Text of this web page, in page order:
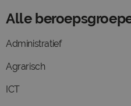
Alle
Administratief
Agrarisch
ICT